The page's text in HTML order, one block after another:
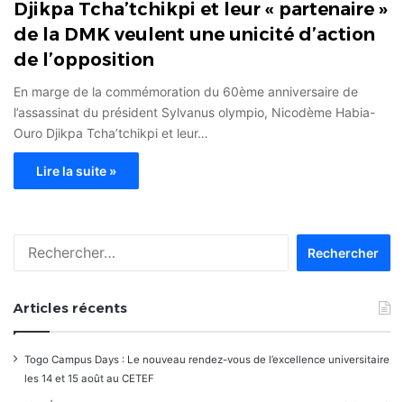
Djikpa Tcha’tchikpi et leur « partenaire »
de la DMK veulent une unicité d’action
de l’opposition
En marge de la commémoration du 60ème anniversaire de
l’assassinat du président Sylvanus olympio, Nicodème Habia-
Ouro Djikpa Tcha’tchikpi et leur…
Lire la suite »
Articles récents
Togo Campus Days : Le nouveau rendez-vous de l’excellence universitaire
les 14 et 15 août au CETEF